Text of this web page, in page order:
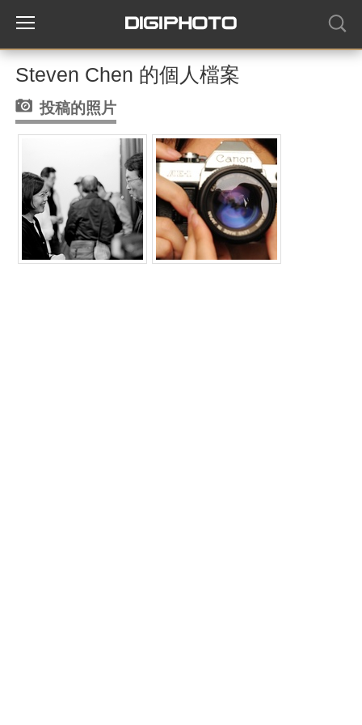
Steven Chen 的個人檔案
投稿的照片